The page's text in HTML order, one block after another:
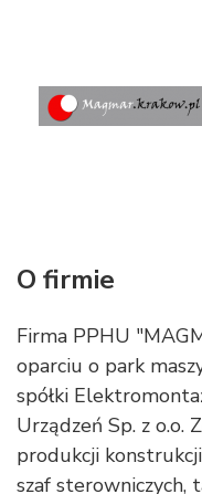
O firmie
Firma PPHU
oparciu o park
spółki
Urządzeń Sp. z o.o.
produkcji
szaf sterowniczych,